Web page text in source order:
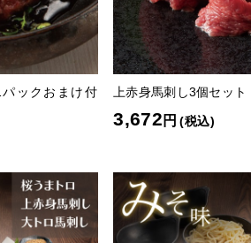
ックおまけ付
上赤身馬刺し3個セット
3,672 円 (税込)